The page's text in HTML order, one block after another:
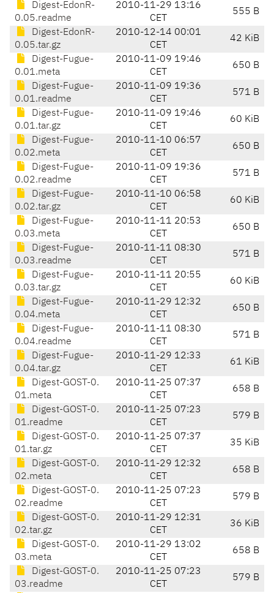
Digest-EdonR-
0.05.readme
2010-11-29 13:16
CET
555 B
Digest-EdonR-
0.05.tar.gz
2010-12-14 00:01
CET
42 KiB
Digest-Fugue-
0.01.meta
2010-11-09 19:46
CET
650 B
Digest-Fugue-
0.01.readme
2010-11-09 19:36
CET
571 B
Digest-Fugue-
0.01.tar.gz
2010-11-09 19:46
CET
60 KiB
Digest-Fugue-
0.02.meta
2010-11-10 06:57
CET
650 B
Digest-Fugue-
0.02.readme
2010-11-09 19:36
CET
571 B
Digest-Fugue-
0.02.tar.gz
2010-11-10 06:58
CET
60 KiB
Digest-Fugue-
0.03.meta
2010-11-11 20:53
CET
650 B
Digest-Fugue-
0.03.readme
2010-11-11 08:30
CET
571 B
Digest-Fugue-
0.03.tar.gz
2010-11-11 20:55
CET
60 KiB
Digest-Fugue-
0.04.meta
2010-11-29 12:32
CET
650 B
Digest-Fugue-
0.04.readme
2010-11-11 08:30
CET
571 B
Digest-Fugue-
0.04.tar.gz
2010-11-29 12:33
CET
61 KiB
Digest-GOST-0.
01.meta
2010-11-25 07:37
CET
658 B
Digest-GOST-0.
01.readme
2010-11-25 07:23
CET
579 B
Digest-GOST-0.
01.tar.gz
2010-11-25 07:37
CET
35 KiB
Digest-GOST-0.
02.meta
2010-11-29 12:32
CET
658 B
Digest-GOST-0.
02.readme
2010-11-25 07:23
CET
579 B
Digest-GOST-0.
02.tar.gz
2010-11-29 12:31
CET
36 KiB
Digest-GOST-0.
03.meta
2010-11-29 13:02
CET
658 B
Digest-GOST-0.
03.readme
2010-11-25 07:23
CET
579 B